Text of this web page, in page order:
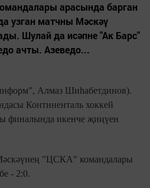
арасында барган
узган матчны Мәскәү
Шулай да исәпне "Ак Барс"
ачты. Азеведо...
Алмаз Шиһабетдинов).
Континенталь хоккей
финалында икенче җиңүен
"ЦСКА" командалары
- 2:0.